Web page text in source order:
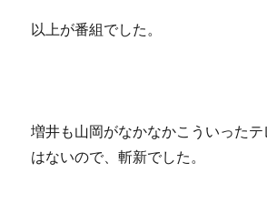
以上が番組でした。
増井も山岡がなかなかこういったテ
はないので、斬新でした。